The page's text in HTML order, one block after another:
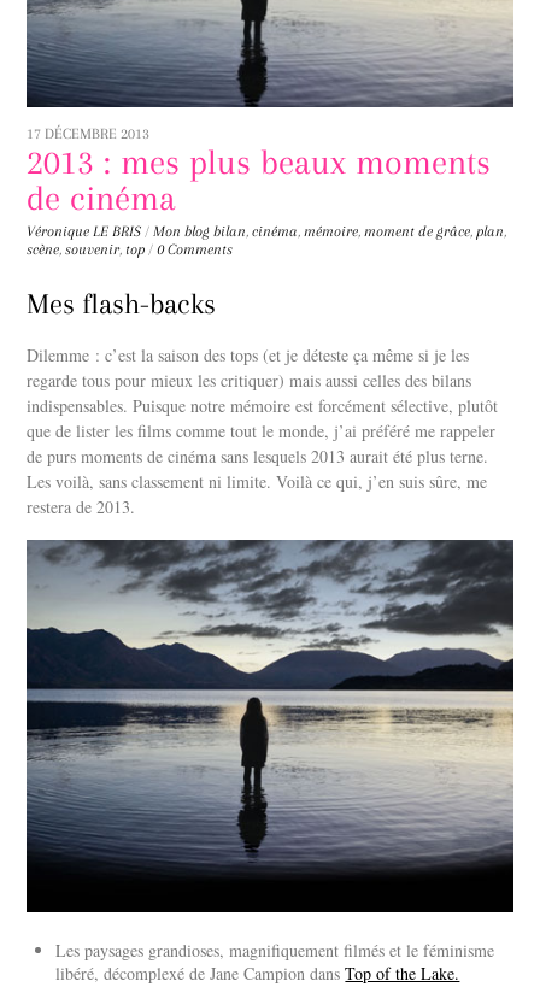
17 DÉCEMBRE 2013
2013 : mes plus beaux moments
de cinéma
Véronique LE BRIS / Mon blog bilan,cinéma, mémoire, moment de grâce, plan,
scène,souvenir, top / 0 Comments
Mes flash-backs
Dilemme : c’est la saison des tops (et je déteste ça même si je les
regarde tous pour mieux les critiquer) mais aussi celles des bilans
indispensables. Puisque notre mémoire est forcément sélective, plutôt
que de lister les films comme tout le monde, j’ai préféré me rappeler
de purs moments de cinéma sans lesquels 2013 aurait été plus terne.
Les voilà, sans classement ni limite. Voilà ce qui, j’en suis sûre, me
restera de 2013.
Les paysages grandioses, magnifiquement filmés et le féminisme
libéré, décomplexé de Jane Campion dansTop of the Lake.